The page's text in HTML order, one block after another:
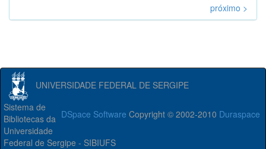
próximo >
UNIVERSIDADE FEDERAL DE SERGIPE
DSpace Software Copyright © 2002-2010 Duraspace
Sistema de
Bibliotecas da
Universidade
Federal de Sergipe - SIBIUFS